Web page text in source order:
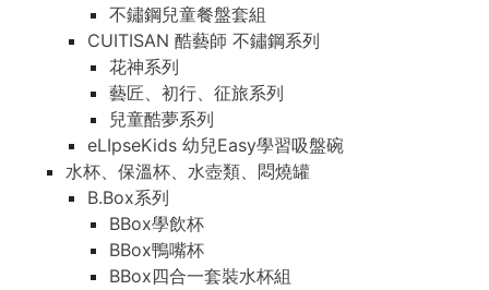
不鏽鋼兒童餐盤套組
CUITISAN 酷藝師 不鏽鋼系列
花神系列
藝匠、初行、征旅系列
兒童酷夢系列
eLIpseKids 幼兒Easy學習吸盤碗
水杯、保溫杯、水壺類、悶燒罐
B.Box系列
BBox學飲杯
BBox鴨嘴杯
BBox四合一套裝水杯組